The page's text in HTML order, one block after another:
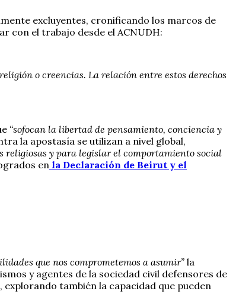
excluyentes, cronificando los marcos de
con el trabajo desde el ACNUDH:
o creencias. La relación entre estos derechos
“sofocan la libertad de pensamiento, conciencia y
la apostasía se utilizan a nivel global,
y para legislar el comportamiento social
en la Declaración de Beirut y el
que nos comprometemos a asumir” la
y agentes de la sociedad civil defensores de
también la capacidad que pueden